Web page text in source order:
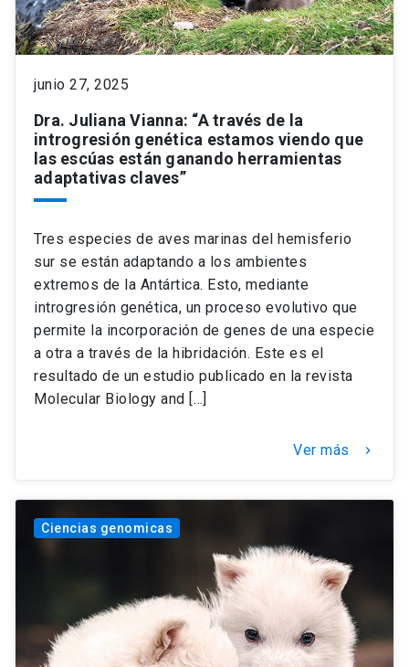
Académicos
Secretaría Académica
Documentos FCB
Dirección Investigación
Institutos y Centros
FCB en el Territorio
Redes Internacionales
Estudiantes keyboard_arrow_down
Postgrado
Centro de Estudiantes
Contacto
junio 27, 2025
Dra. Juliana Vianna: “A través de la
introgresión genética estamos viendo que
las escúas están ganando herramientas
adaptativas claves”
Tres especies de aves marinas del hemisferio
sur se están adaptando a los ambientes
extremos de la Antártica. Esto, mediante
introgresión genética, un proceso evolutivo que
permite la incorporación de genes de una especie
a otra a través de la hibridación. Este es el
resultado de un estudio publicado en la revista
Molecular Biology and […]
Ver más keyboard_arrow_right
Ciencias genomicas